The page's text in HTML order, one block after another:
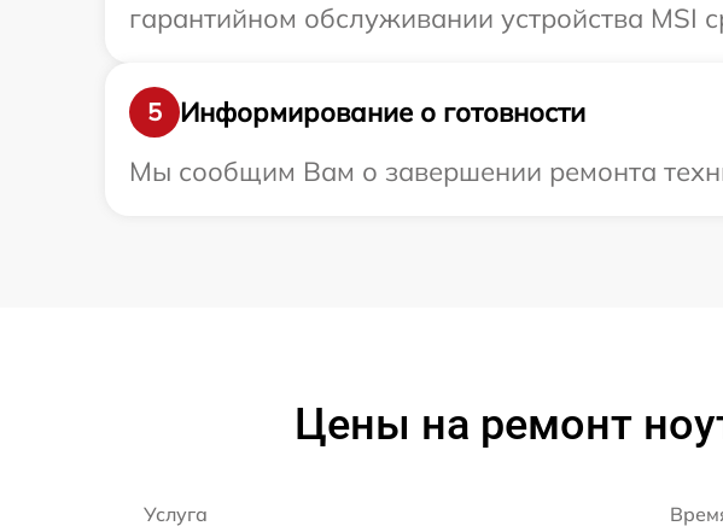
гарантийном обслуживании устройства MSI
5
Информирование о готовности
Мы сообщим Вам о завершении ремонта
Цены на ремонт
Услуга